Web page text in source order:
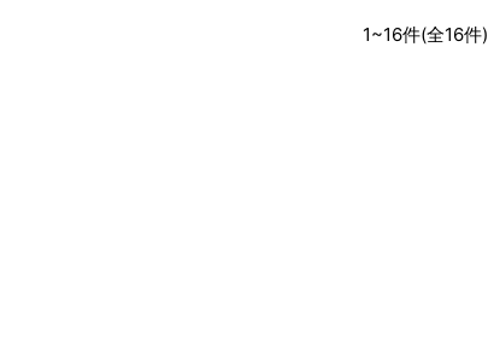
パが良い 熊本県 阿蘇市
1~16件(全16件)